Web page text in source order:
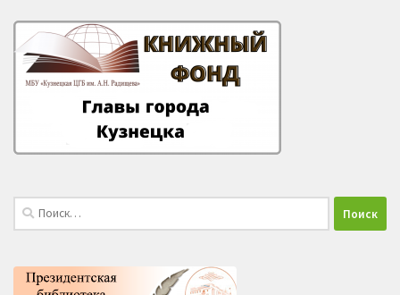
Найти: